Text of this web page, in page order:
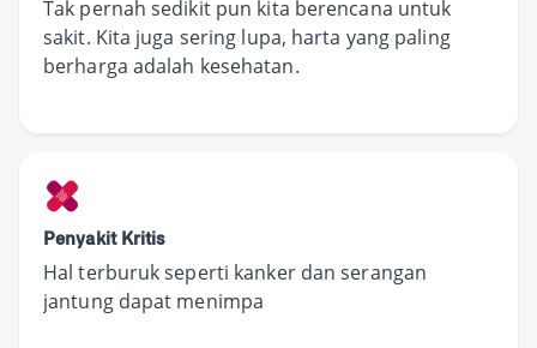
Tak pernah sedikit pun kita berencana untuk
sakit. Kita juga sering lupa, harta yang paling
berharga adalah kesehatan.
Penyakit Kritis
Hal terburuk seperti kanker dan serangan
jantung dapat menimpa